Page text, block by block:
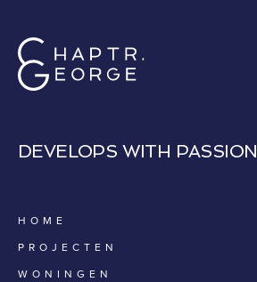
DEVELOPS WITH PASSION
HOME
PROJECTEN
WONINGEN